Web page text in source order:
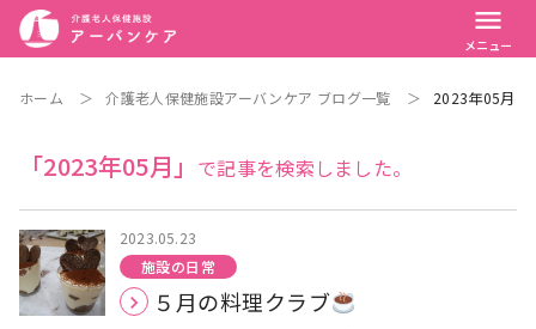
menu
メニュー
ホーム ＞ 介護老人保健施設アーバンケア ブログ一覧 ＞ 2023年05月
「2023年05月」 で記事を検索しました。
2023.05.23
施設の日常
５月の料理クラブ